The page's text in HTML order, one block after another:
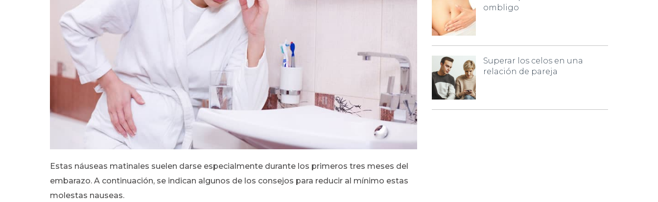
Estas náuseas matinales suelen darse especialmente durante los primeros tres meses del
embarazo. A continuación, se indican algunos de los consejos para reducir al mínimo estas
molestas nauseas.
ombligo
Superar los celos en una
relación de pareja